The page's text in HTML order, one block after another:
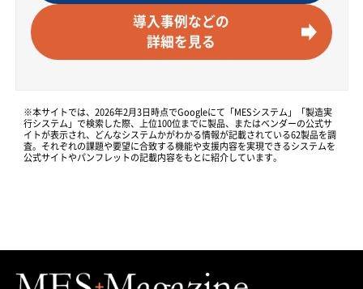
導入事例などの
詳細を見る
※本サイトでは、2026年2月3日時点でGoogleにて「MESシステム」「製造実
行システム」で検索した際、上位100位までに製品、またはベンダーの公式サ
イトが表示され、どんなシステムかがわかる情報が記載されている62製品を調
査。それぞれの課題や要望に合致する機能や支援内容を実現できるシステムを
公式サイトやパンフレットの記載内容をもとに紹介しています。